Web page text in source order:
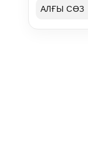
АЛҒЫ СӨЗ